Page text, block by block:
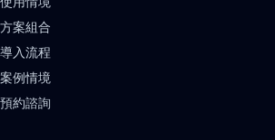
方案組合
導入流程
案例情境
預約諮詢